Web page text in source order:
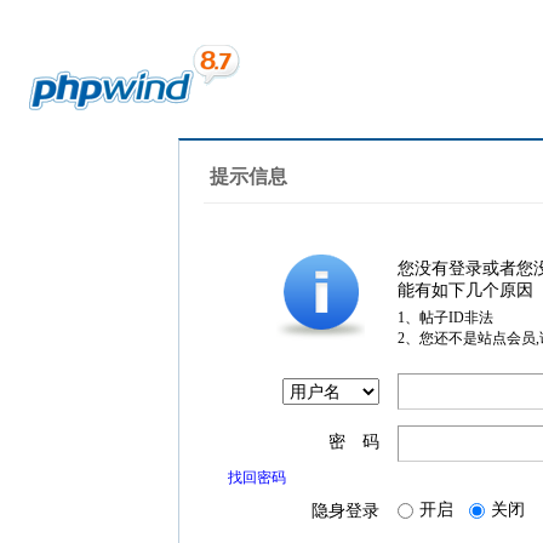
提示信息
您没有登录或者您
能有如下几个原因
1、帖子ID非法
2、您还不是站点会员
密 码
找回密码
隐身登录 开启 关闭